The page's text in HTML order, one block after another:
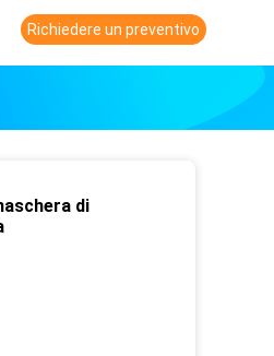
Richiedere un preventivo
di